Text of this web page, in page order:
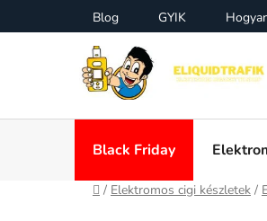
a
Blog GYIK
Black Friday
Kezdőlap
/ Elektromos cigi készletek /